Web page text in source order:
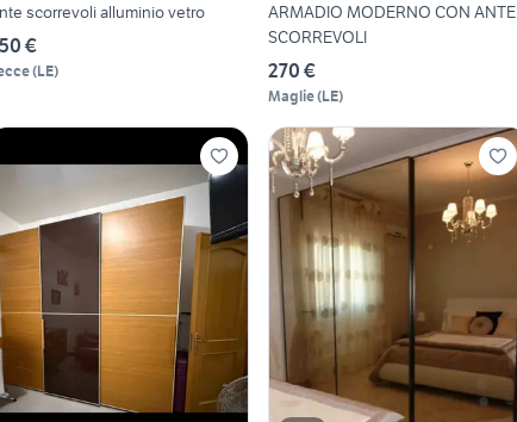
scorrevoli alluminio vetro
€
(LE)
ARMADIO MODERNO CON ANTE
SCORREVOLI
270 €
Maglie(LE)